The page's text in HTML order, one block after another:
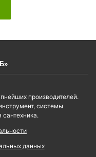
производителей.
системы
данных